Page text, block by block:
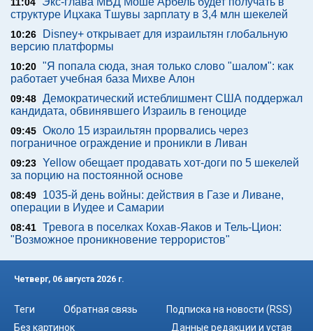
11:04
структуре Ицхака Тшувы зарплату в 3,4 млн шекелей
10:26
Disney+ открывает для израильтян глобальную
версию платформы
10:20 "Я попала сюда, зная только слово "шалом": как
работает учебная база Михве Алон
09:48 Демократический истеблишмент США поддержал
кандидата, обвинявшего Израиль в геноциде
09:45 Около 15 израильтян прорвались через
пограничное ограждение и проникли в Ливан
09:23 Yellow обещает продавать хот-доги по 5 шекелей
за порцию на постоянной основе
08:49
1035-й день войны: действия в Газе и Ливане,
операции в Иудее и Самарии
08:41 Тревога в поселках Кохав-Яаков и Тель-Цион:
"Возможное проникновение террористов"
Четверг, 06 августа 2026 г.
Теги Обратная связь
Подписка на новости (RSS)
Без картинок
Данные редакции и устав